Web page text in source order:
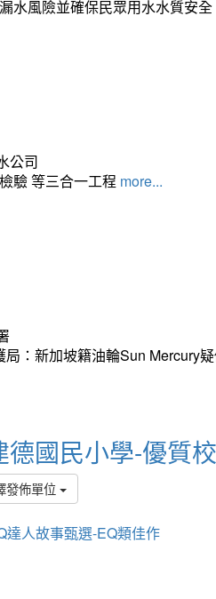
水風險並確保民眾用水水質安
公司
驗 等三合一工程 more...
：新加坡籍油輪Sun Mercury
國民小學-優質
發佈單位
人故事甄選-EQ類佳作